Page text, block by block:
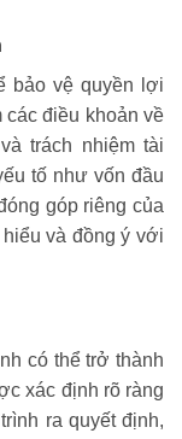
bảo vệ quyền lợi
các điều khoản về
trách nhiệm tài
tố như vốn đầu
góp riêng của
và đồng ý với
có thể trở thành
xác định rõ ràng
ra quyết định,